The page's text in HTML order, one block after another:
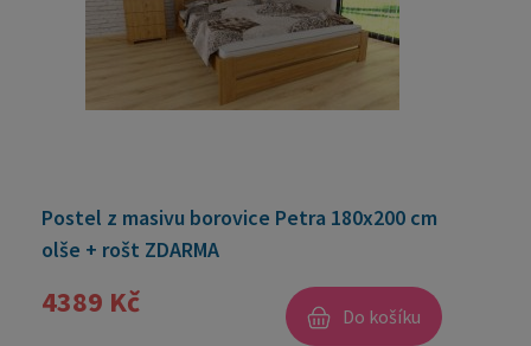
Postel z masivu borovice Petra 180x200 cm
olše + rošt ZDARMA
4389 Kč Do košíku